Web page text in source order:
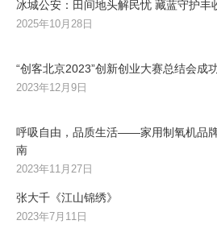
冰城公安：田间地头解民忧 藏蓝守护丰
2025年10月28日
“创客北京2023”创新创业大赛总结会成
2023年12月9日
呼吸自由，品质生活——家用制氧机品
南
2023年11月27日
张大千《江山锦绣》
2023年7月11日